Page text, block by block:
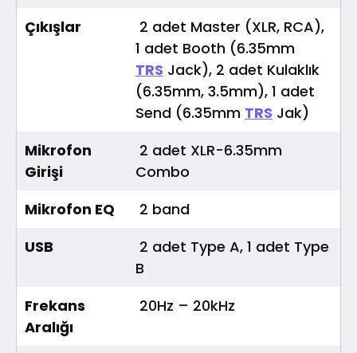
Çıkışlar
2 adet Master (XLR, RCA),
1 adet Booth (6.35mm
TRS Jack), 2 adet Kulaklık
(6.35mm, 3.5mm), 1 adet
Send (6.35mm TRS Jak)
Mikrofon
Girişi
2 adet XLR-6.35mm
Combo
Mikrofon EQ
2 band
USB
2 adet Type A, 1 adet Type
B
Frekans
Aralığı
20Hz – 20kHz